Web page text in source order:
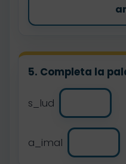
5. Completa la
s_lud
a_imal